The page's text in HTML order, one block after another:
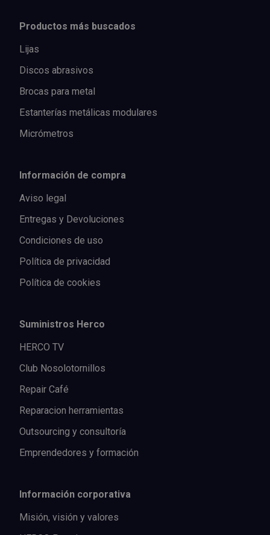
Productos más buscados
Lijas
Discos abrasivos
Brocas para metal
Estanterías metálicas modulares
Micrómetros
Información de compra
Aviso legal
Entregas y Devoluciones
Condiciones de uso
Política de privacidad
Política de cookies
Suministros Herco
HERCO TV
Club Nosolotornillos
Repair Café
Reparacion herramientas
Outsourcing y consultoría
Emprendedores y formación
Información corporativa
Misión, visión y valores